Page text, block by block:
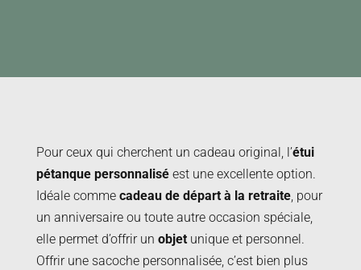
Pour ceux qui cherchent un cadeau original, l’étui
pétanque personnaliséest une excellente option.
Idéale comme cadeau de départ à la retraite, pour
un anniversaire ou toute autre occasion spéciale,
elle permet d’offrir un objetunique et personnel.
Offrir une sacoche personnalisée, c’est bien plus